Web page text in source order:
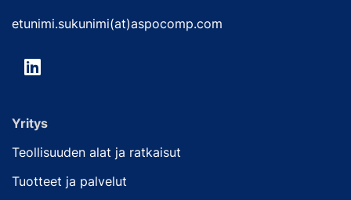
etunimi.sukunimi(at)aspocomp.com
Yritys
Teollisuuden alat ja ratkaisut
Tuotteet ja palvelut